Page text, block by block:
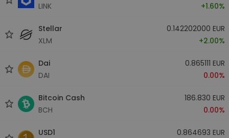
LINK
+1.60%
Stellar
XLM
0.142202000 EUR
+2.00%
Dai
DAI
0.865111 EUR
0.00%
Bitcoin Cash
BCH
186.830 EUR
0.00%
USD1
0.864693 EUR